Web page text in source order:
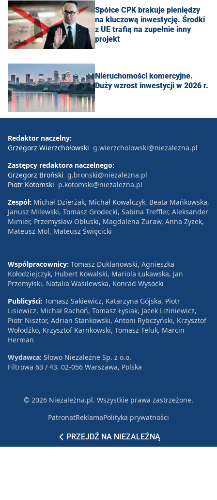
Spółce CPK brakuje pieniędzy
na kluczową inwestycję. Środki
z UE trafią na zupełnie inny
projekt
Nieruchomości komercyjne.
Duży wzrost inwestycji w 2026 r.
PRZEJDŹ NA NIEZALEŻNĄ
Redaktor naczelny:
Grzegorz Wierzchołowski g.wierzcholowski@niezalezna.pl
Zastępcy redaktora naczelnego:
Grzegorz Broński g.bronski@niezalezna.pl
Piotr Kotomski p.kotomski@niezalezna.pl
Zespół: Michał Dzierżak, Michał Kowalczyk, Beata Mańkowska,
Janusz Milewski, Tomasz Grodecki, Sabina Treffler, Aleksander
Mimier, Przemysław Obłuski, Magdalena Żuraw, Anna Zyzek,
Mateusz Mol, Mateusz Święcicki
Współpracownicy: Tomasz Duklanowski, Agnieszka
Kołodziejczyk, Hubert Kowalski, Mariola Łukawska, Jan
Przemyłski, Natalia Wasilewska, Konrad Wysocki
Publicyści: Tomasz Sakiewicz, Katarzyna Gójska, Piotr
Lisiewicz, Michał Rachoń, Tomasz Łysiak, Jacek Liziniewicz,
Piotr Nisztor, Adrian Stankowski, Antoni Rybczyński, Krzysztof
Wołodźko, Krzysztof Karnkowski, Tomasz Teluk, Marcin
Herman
Wydawca: Słowo Niezależne Sp. z o.o.
Filtrowa 63 / 43, 02-056 Warszawa, Polska
© 2026 Niezależna.pl. Wszystkie prawa zastrzeżone.
PatronatReklamaPolityka prywatności